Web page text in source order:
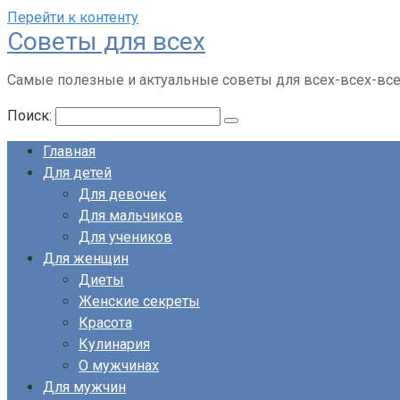
Перейти к контенту
Советы для всех
Самые полезные и актуальные советы для всех-всех-
Поиск:
Главная
Для детей
Для девочек
Для мальчиков
Для учеников
Для женщин
Диеты
Женские секреты
Красота
Кулинария
О мужчинах
Для мужчин